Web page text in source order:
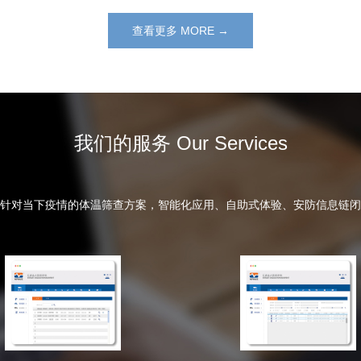
查看更多 MORE →
我们的服务 Our Services
对当下疫情的体温筛查方案，智能化应用、自助式体验、安防信息链